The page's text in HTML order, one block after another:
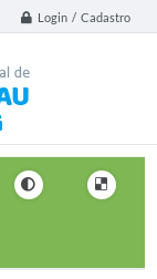
Login / Cadastro